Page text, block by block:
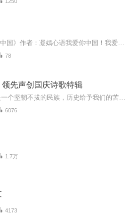
78
领先声创国庆诗歌特辑
6076
1.7万
4173